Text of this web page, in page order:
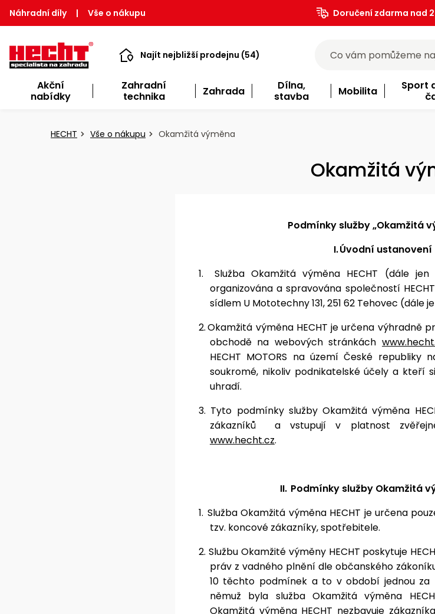
Náhradní díly | Vše o nákupu Doručení zdarma nad
Najít nejbližší prodejnu (54)
Akční
nabídky
Zahradní
technika
Zahrada
Dílna,
stavba
Mobilita
Sport
HECHT Vše o nákupu Okamžitá výměna
Okamžitá
Podmínky služby „Okamžitá
I.Úvodní ustanovení
1.
Služba Okamžitá výměna HECHT (dále jen
organizována a spravována společností HECHT
sídlem U Mototechny 131, 251 62 Tehovec (dále
2.Okamžitá výměna HECHT je určena výhradně
obchodě na webových stránkách
HECHT MOTORS na území České
soukromé, nikoliv podnikatelské účely a kteří
uhradí.
3. Tyto podmínky služby Okamžitá výměna
zákazníků
a vstupují v platnost
www.hecht.cz.
II. Podmínky služby Okamžitá
1. Služba Okamžitá výměna HECHT je určena
tzv. koncové zákazníky, spotřebitele.
2. Službu Okamžité výměny HECHT poskytuje
práv z vadného plnění dle občanského
10 těchto podmínek a to v období jednou za
němuž byla služba Okamžitá výměna
Okamžitá výměna HECHT nezbavuje